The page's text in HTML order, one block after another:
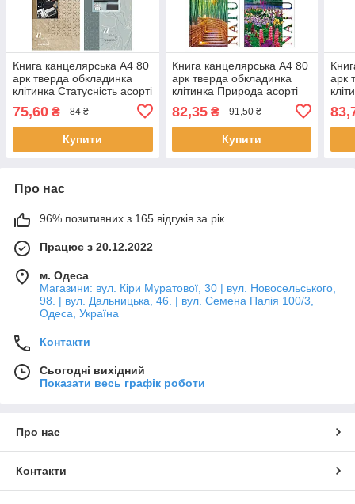
Книга канцелярська А4 80
арк тверда обкладинка
клітинка Статусність асорті
75,60 ₴ 84 ₴
Купити
Книга канцелярська А4 80
арк тверда обкладинка
клітинка Природа асорті
82,35₴ 91,50 ₴
Купити
арк
Про нас
96% позитивних з 165 відгуків за рік
Працює з 20.12.2022
м. Одеса
Магазини: вул. Кіри Муратової, 30 | вул. Новосельського,
98. | вул. Дальницька, 46. | вул. Семена Палія 100/3,
Одеса, Україна
Контакти
Сьогодні вихідний
Показати весь графік роботи
Про нас
Контакти